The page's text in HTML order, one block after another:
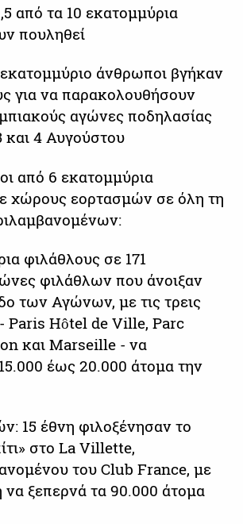
από τα 10 εκατομμύρια
πουληθεί
άνθρωποι βγήκαν
για να παρακολουθήσουν
αγώνες ποδηλασίας
και 4 Αυγούστου
από 6 εκατομμύρια
χώρους εορτασμών σε όλη τη
φιλάθλους σε 171
φιλάθλων που άνοιξαν
των Αγώνων, με τις τρεις
Paris Hôtel de Ville, Parc
και Marseille - να
έως 20.000 άτομα την
15 έθνη φιλοξένησαν το
στο La Villette,
του Club France, με
ξεπερνά τα 90.000 άτομα